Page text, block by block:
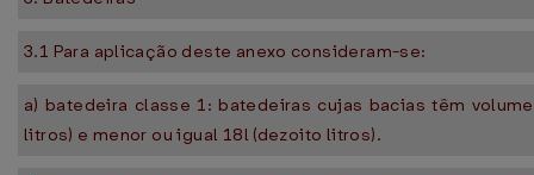
3.1 Para aplicação deste anexo consideram-se:
a) batedeira classe 1: batedeiras cujas bacias têm
litros) e menor ou igual 18l (dezoito litros).